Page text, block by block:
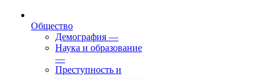
Общество
Демография —
Наука и образование
—
Преступность и